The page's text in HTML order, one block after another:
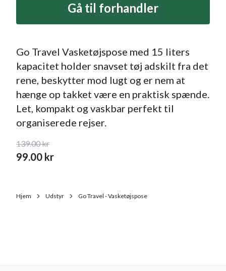
Go Travel Vasketøjspose med 15 liters
kapacitet holder snavset tøj adskilt fra det
rene, beskytter mod lugt og er nem at
hænge op takket være en praktisk spænde.
Let, kompakt og vaskbar perfekt til
organiserede rejser.
139.00kr
99.00 kr
Gå til forhandler
Hjem Udstyr Go Travel - Vasketøjspose